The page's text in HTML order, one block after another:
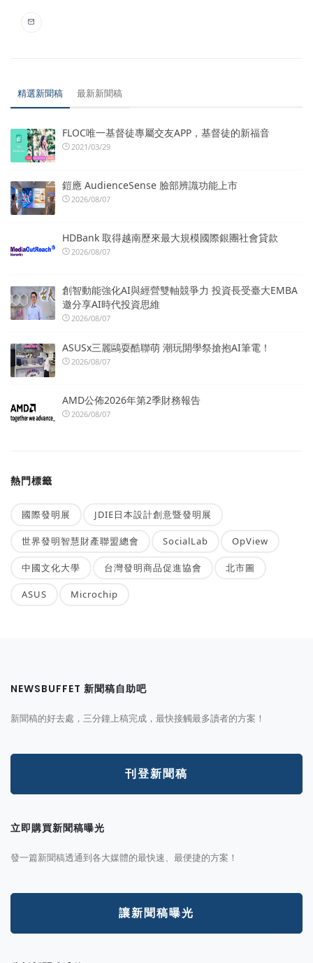
精選新聞稿 最新新聞稿
FLOC唯一基督徒專屬交友APP，基督徒的新福音
2021/03/29
鎧應 AudienceSense 臉部辨識功能上市
2026/08/07
HDBank 取得越南歷來最大規模國際銀團社會貸款
2026/08/07
創智動能強化AI與經營雙軸競爭力 投資長受臺大EMBA
邀分享AI時代投資思維
2026/08/07
ASUSx三麗鷗耍酷聯萌 潮玩開學祭搶抱AI筆電！
2026/08/07
AMD公佈2026年第2季財務報告
2026/08/07
熱門標籤
國際發明展 JDIE日本設計創意暨發明展
世界發明智慧財產聯盟總會 SocialLab OpView
中國文化大學 台灣發明商品促進協會 北市圖
ASUS Microchip
NEWSBUFFET 新聞稿自助吧
新聞稿的好去處，三分鐘上稿完成，最快接觸最多讀者的方案！
刊登新聞稿
立即購買新聞稿曝光
發一篇新聞稿透通到各大媒體的最快速、最便捷的方案！
讓新聞稿曝光